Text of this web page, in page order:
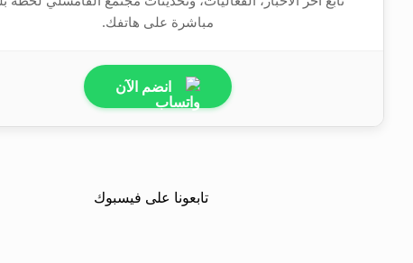
مباشرة على هاتفك.
انضم الآن